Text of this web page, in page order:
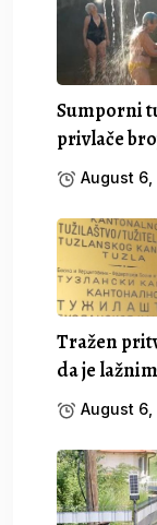
Sumporni
privlače
August 6,
Tražen
da je
August 6,